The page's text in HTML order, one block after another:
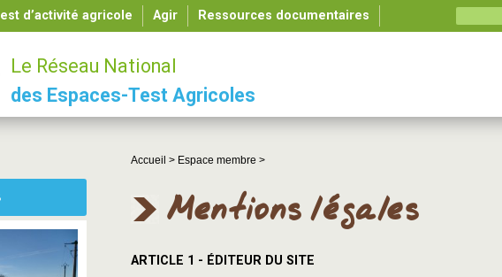
d’activité agricole Agir Ressources documentaires
Le Réseau National
des Espaces-Test Agricoles
Accueil > Espace membre >
Mentions légales
ARTICLE 1 - ÉDITEUR DU SITE